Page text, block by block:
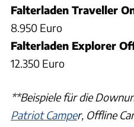
Falterladen Traveller
8.950 Euro
Falterladen Explorer
12.350 Euro
**Beispiele für die
Patriot Camper, Offline